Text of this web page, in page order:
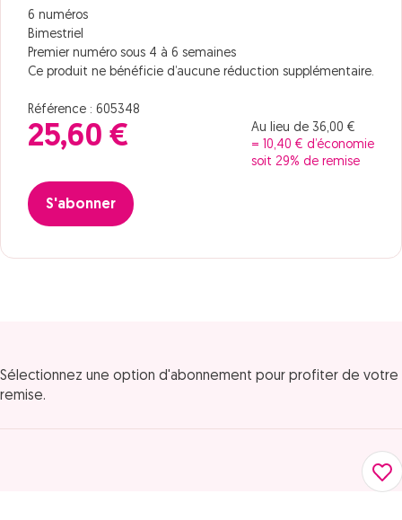
6 numéros
Bimestriel
Premier numéro sous 4 à 6 semaines
Ce produit ne bénéficie d’aucune réduction supplémentaire.
Référence : 605348
25,60 €
Au lieu de 36,00 €
= 10,40 € d’économie
soit 29% de remise
S'abonner
Sélectionnez une option d'abonnement pour profiter de votre
remise.